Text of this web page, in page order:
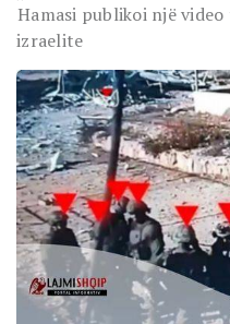
Hamasi publikoi një
izraelite